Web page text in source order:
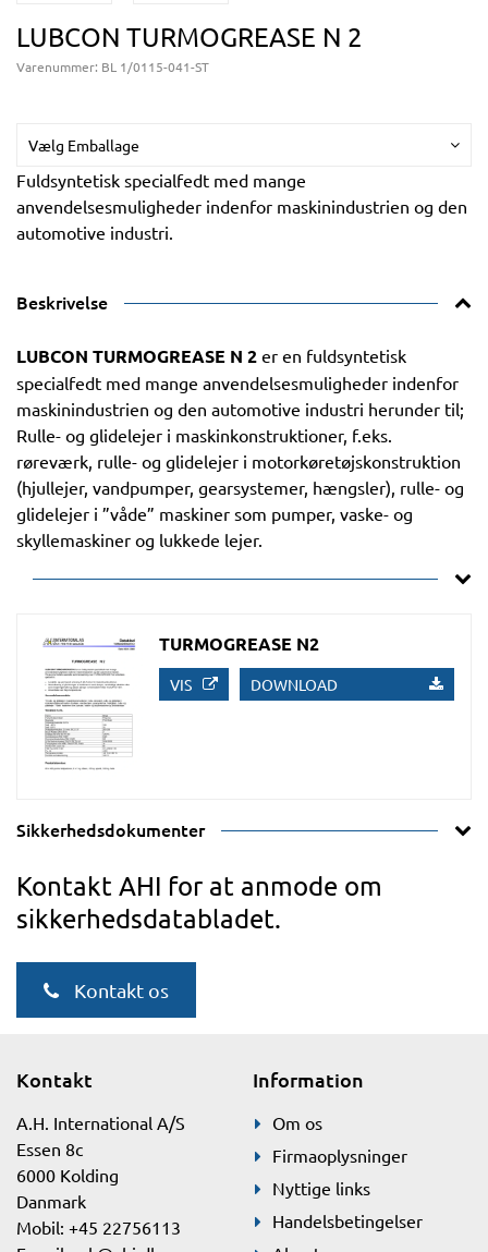
LUBCON TURMOGREASE N 2
Varenummer: BL 1/0115-041-ST
Vælg Emballage
Fuldsyntetisk specialfedt med mange
anvendelsesmuligheder indenfor maskinindustrien og den
automotive industri.
Beskrivelse
LUBCON TURMOGREASE N 2 er en fuldsyntetisk
specialfedt med mange anvendelsesmuligheder indenfor
maskinindustrien og den automotive industri herunder til;
Rulle- og glidelejer i maskinkonstruktioner, f.eks.
røreværk, rulle- og glidelejer i motorkøretøjskonstruktion
(hjullejer, vandpumper, gearsystemer, hængsler), rulle- og
glidelejer i ”våde” maskiner som pumper, vaske- og
skyllemaskiner og lukkede lejer.
TURMOGREASE N2
VIS DOWNLOAD
Sikkerhedsdokumenter
Kontakt AHI for at anmode om
sikkerhedsdatabladet.
Kontakt os
Kontakt
A.H. International A/S
Essen 8c
6000 Kolding
Danmark
Mobil: +45 22756113
Information
Om os
Firmaoplysninger
Nyttige links
Handelsbetingelser